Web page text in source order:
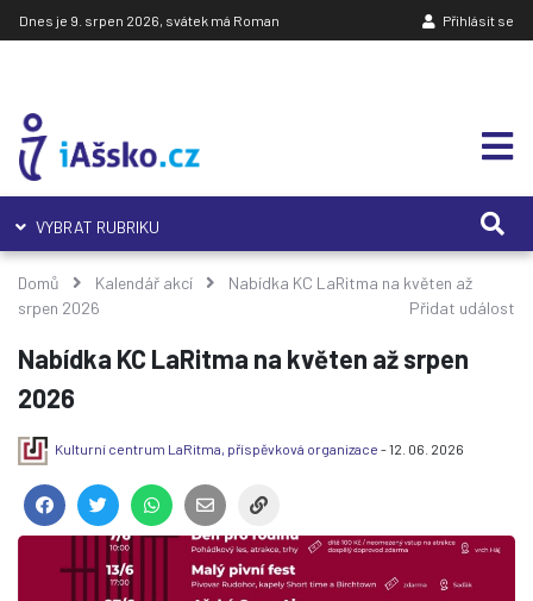
Dnes je 9. srpen 2026, svátek má Roman Přihlásit se
VYBRAT RUBRIKU
Domů Kalendář akcí
Nabídka KC LaRitma na květen až
srpen 2026
Přidat událost
Nabídka KC LaRitma na květen až srpen
2026
Kulturní centrum LaRitma, příspěvková organizace - 12. 06. 2026